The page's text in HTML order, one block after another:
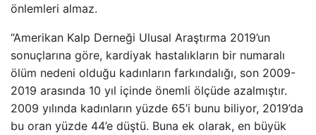
önlemleri almaz.
“Amerikan Kalp Derneği Ulusal Araştırma 2019’un
sonuçlarına göre, kardiyak hastalıkların bir numaralı
ölüm nedeni olduğu kadınların farkındalığı, son 2009-
2019 arasında 10 yıl içinde önemli ölçüde azalmıştır.
2009 yılında kadınların yüzde 65’i bunu biliyor, 2019’da
bu oran yüzde 44’e düştü. Buna ek olarak, en büyük